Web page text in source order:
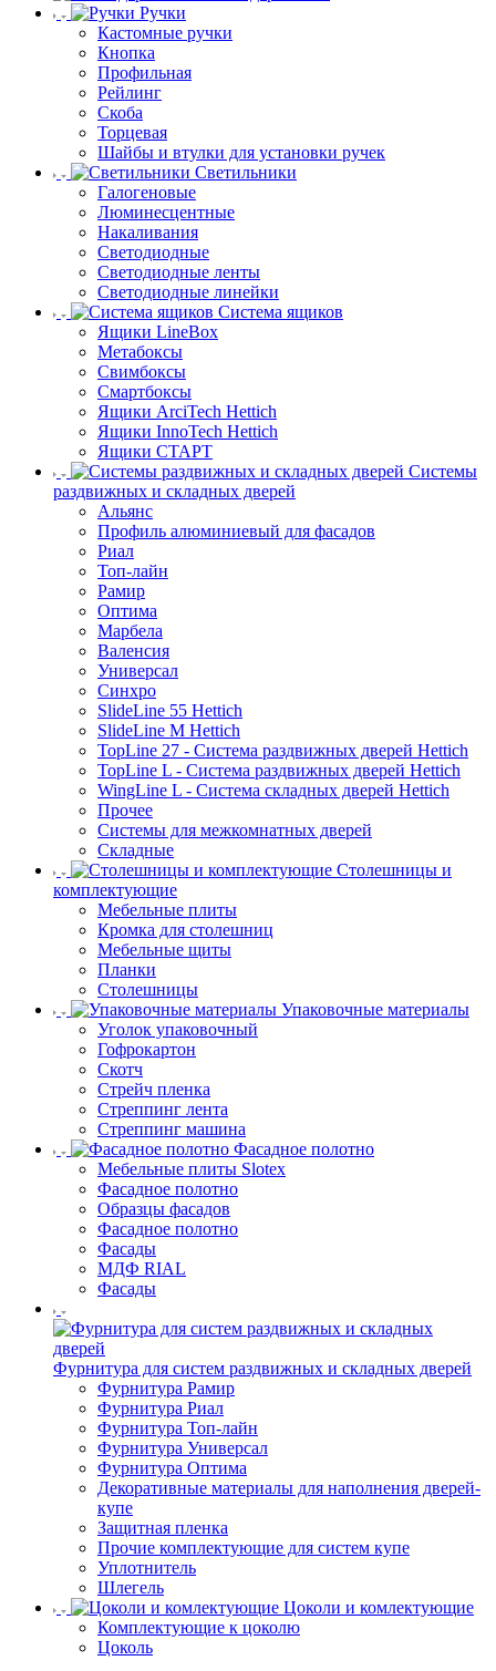
Ручки
Кастомные ручки
Кнопка
Профильная
Рейлинг
Скоба
Торцевая
Шайбы и втулки для установки ручек
Светильники
Галогеновые
Люминесцентные
Накаливания
Светодиодные
Светодиодные ленты
Светодиодные линейки
Система ящиков
Ящики LineBox
Метабоксы
Свимбоксы
Смартбоксы
Ящики ArciTech Hettich
Ящики InnoTech Hettich
Ящики СТАРТ
Системы
раздвижных и складных дверей
Альянс
Профиль алюминиевый для фасадов
Риал
Топ-лайн
Рамир
Оптима
Марбела
Валенсия
Универсал
Синхро
SlideLine 55 Hettich
SlideLine M Hettich
TopLine 27 - Система раздвижных дверей Hettich
TopLine L - Система раздвижных дверей Hettich
WingLine L - Система складных дверей Hettich
Прочее
Системы для межкомнатных дверей
Складные
Столешницы и
комплектующие
Мебельные плиты
Кромка для столешниц
Мебельные щиты
Планки
Столешницы
Упаковочные материалы
Уголок упаковочный
Гофрокартон
Скотч
Стрейч пленка
Стреппинг лента
Стреппинг машина
Фасадное полотно
Мебельные плиты Slotex
Фасадное полотно
Образцы фасадов
Фасадное полотно
Фасады
МДФ RIAL
Фасады
Фурнитура для систем раздвижных и складных дверей
Фурнитура Рамир
Фурнитура Риал
Фурнитура Топ-лайн
Фурнитура Универсал
Фурнитура Оптима
Декоративные материалы для наполнения дверей-
купе
Защитная пленка
Прочие комплектующие для систем купе
Уплотнитель
Шлегель
Цоколи и комлектующие
Комплектующие к цоколю
Цоколь